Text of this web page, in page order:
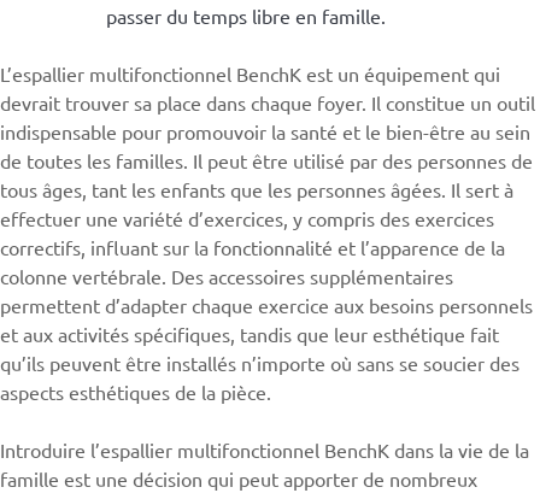
passer du temps libre en famille.
L’espallier multifonctionnel BenchK est un équipement qui
devrait trouver sa place dans chaque foyer. Il constitue un outil
indispensable pour promouvoir la santé et le bien-être au sein
de toutes les familles. Il peut être utilisé par des personnes de
tous âges, tant les enfants que les personnes âgées. Il sert à
effectuer une variété d’exercices, y compris des exercices
correctifs, influant sur la fonctionnalité et l’apparence de la
colonne vertébrale. Des accessoires supplémentaires
permettent d’adapter chaque exercice aux besoins personnels
et aux activités spécifiques, tandis que leur esthétique fait
qu’ils peuvent être installés n’importe où sans se soucier des
aspects esthétiques de la pièce.
Introduire l’espallier multifonctionnel BenchK dans la vie de la
famille est une décision qui peut apporter de nombreux